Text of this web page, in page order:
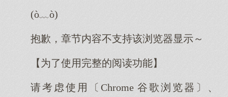
(ò﹏ò)
抱歉，章节内容不支持该浏览器显示～
【为了使用完整的阅读功能】
请考虑使用〔Chrome 谷歌浏览器〕、